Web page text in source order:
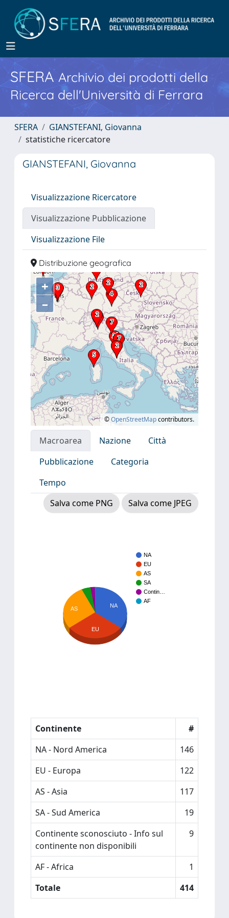
SFERA Archivio dei prodotti della
Ricerca dell'Università di Ferrara
SFERA
GIANSTEFANI, Giovanna
statistiche ricercatore
GIANSTEFANI, Giovanna
Visualizzazione Ricercatore
Visualizzazione Pubblicazione
Visualizzazione File
Distribuzione geografica
+
–
©OpenStreetMapcontributors.
Macroarea Nazione
Città
Pubblicazione
Categoria
Tempo
Salva come PNG
Salva come JPEG
NA
EU
AS
SA
Contin…
AF
NA
AS
EU
Continente
#
NA - Nord America
146
EU - Europa
122
AS - Asia
117
SA - Sud America
19
Continente sconosciuto - Info sul
continente non disponibili
9
AF - Africa
1
Totale
414